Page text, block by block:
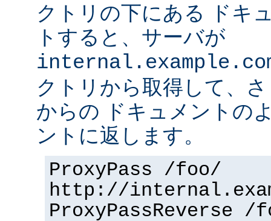
クトリの下にある ドキ
トすると、サーバが
クトリから取得して、
からの ドキュメントの
ントに返します。
ProxyPass /foo/
http://
ProxyPassReverse /